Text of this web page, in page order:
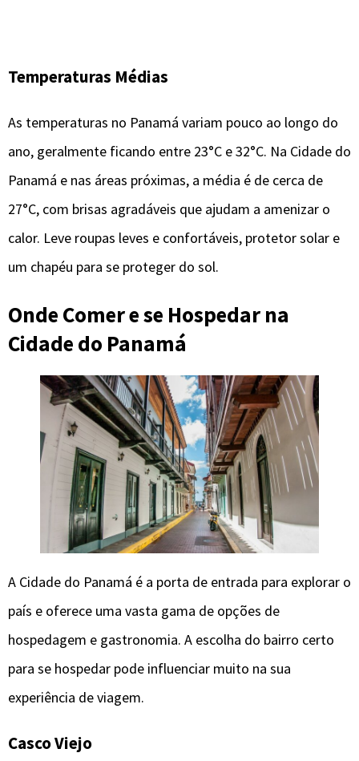
Temperaturas Médias
As temperaturas no Panamá variam pouco ao longo do
ano, geralmente ficando entre 23°C e 32°C. Na Cidade do
Panamá e nas áreas próximas, a média é de cerca de
27°C, com brisas agradáveis que ajudam a amenizar o
calor. Leve roupas leves e confortáveis, protetor solar e
um chapéu para se proteger do sol.
Onde Comer e se Hospedar na
Cidade do Panamá
A Cidade do Panamá é a porta de entrada para explorar o
país e oferece uma vasta gama de opções de
hospedagem e gastronomia. A escolha do bairro certo
para se hospedar pode influenciar muito na sua
experiência de viagem.
Casco Viejo